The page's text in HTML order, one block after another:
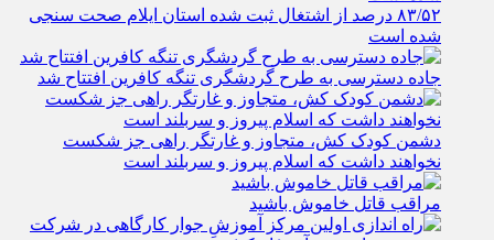
۸۳/۵۲ درصد از اشتغال ثبت شده استان ایلام صحت سنجی
شده است
جاده دسترسی به طرح گردشگری تنگه کافرین افتتاح شد
دشمن کودک کش، متجاوز و غارتگر راهی جز شکست
نخواهند داشت که اسلام پیروز و سربلند است
مراقب قاتل خاموش باشید